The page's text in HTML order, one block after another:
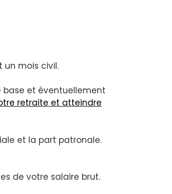
un mois civil.
base et éventuellement
retraite et atteindre
et la part patronale.
de votre salaire brut.